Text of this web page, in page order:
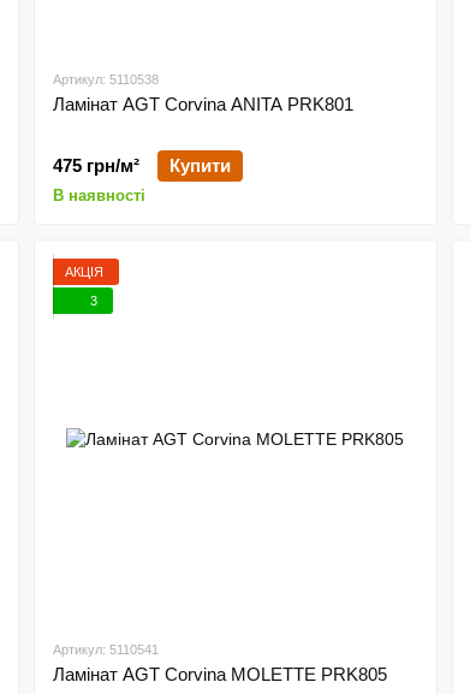
Артикул: 5110538
Ламінат AGT Corvina ANITA PRK801
475 грн/м² Купити
В наявності
АКЦІЯ
3
Артикул: 5110541
Ламінат AGT Corvina MOLETTE PRK805